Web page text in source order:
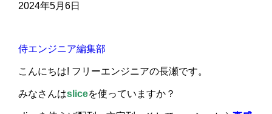
2024年5月6日
侍エンジニア編集部
こんにちは! フリーエンジニアの長瀬です。
みなさんはsliceを使っていますか？